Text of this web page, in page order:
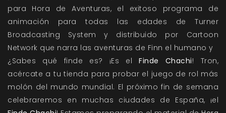
para Hora de Aventuras, el exitoso programa de
animación para todas las edades de Turner
Broadcasting System y distribuido por Cartoon
Network que narra las aventuras de Finn el humano y
¿Sabes qué finde es? ¡Es elFinde Chachi! Tron,
acércate a tu tienda para probar el juego de rol más
molón del mundo mundial. El próximo fin de semana
celebraremos en muchas ciudades de España, ¡el